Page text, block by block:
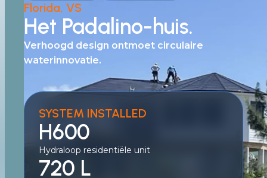
Florida, VS
Het Padalino-huis.
Verhoogd design ontmoet circulaire
waterinnovatie.
SYSTEM INSTALLED
H600
Hydraloop residentiële unit
720 L